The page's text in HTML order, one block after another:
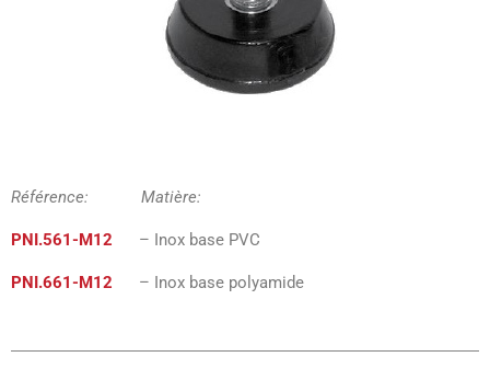
Référence: Matière:
PNI.561-M12 – Inox base PVC
PNI.661-M12 – Inox base polyamide